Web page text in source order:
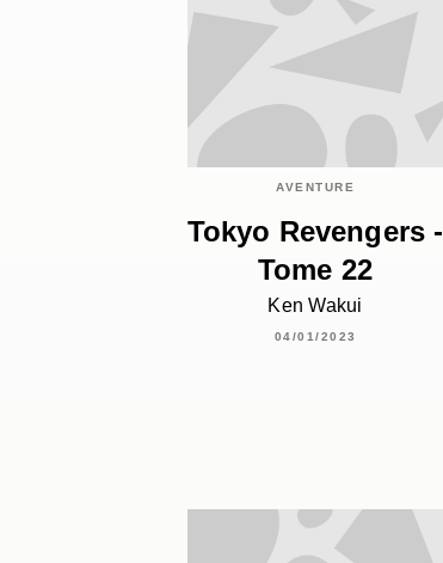
AVENTURE
Tokyo Revengers -
Tome 22
Ken Wakui
04/01/2023